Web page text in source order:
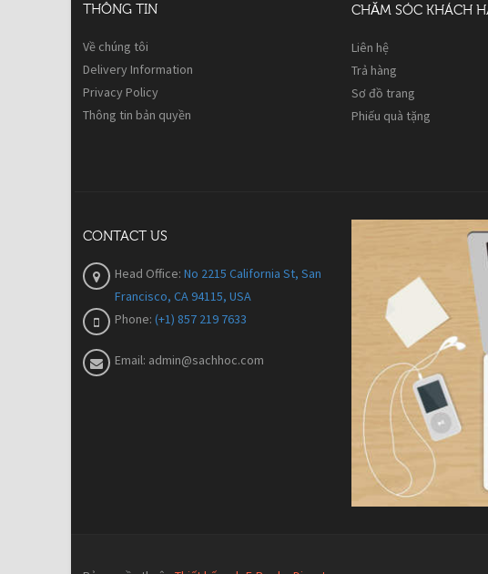
THÔNG TIN
Về chúng tôi
Delivery Information
Privacy Policy
Thông tin bản quyền
CHĂM SÓC KHÁCH
Liên hệ
Trả hàng
Sơ đồ trang
Phiếu quà tặng
CONTACT US
Head Office: No 2215 California St, San
Francisco, CA 94115, USA
Phone: (+1) 857 219 7633
Email: admin@sachhoc.com